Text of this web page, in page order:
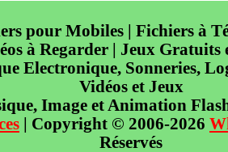
pour Mobiles | Fichiers à
à Regarder | Jeux Gratuits
Electronique, Sonneries,
Vidéos et Jeux
Image et Animation
| Copyright © 2006-2026
Réservés